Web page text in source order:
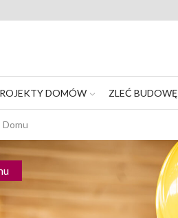
DOMÓW ZLEĆ BUDOWĘ
Domu